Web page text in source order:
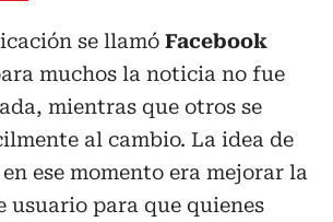
se llamó Facebook
muchos la noticia no fue
mientras que otros se
al cambio. La idea de
ese momento era mejorar la
usuario para que quienes